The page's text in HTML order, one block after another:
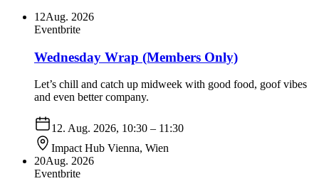
12Aug. 2026
Eventbrite
Wednesday Wrap (Members Only)
Let’s chill and catch up midweek with good food, goof vibes
and even better company.
12. Aug. 2026, 10:30 – 11:30
Impact Hub Vienna, Wien
20Aug. 2026
Eventbrite